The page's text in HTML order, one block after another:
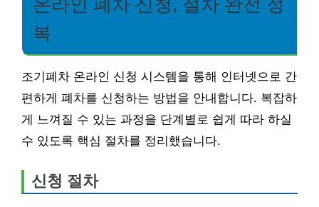
온라인 폐차 신청, 절차 완전 정
복
조기폐차 온라인 신청 시스템을 통해 인터넷으로 간
편하게 폐차를 신청하는 방법을 안내합니다. 복잡하
게 느껴질 수 있는 과정을 단계별로 쉽게 따라 하실
수 있도록 핵심 절차를 정리했습니다.
신청 절차